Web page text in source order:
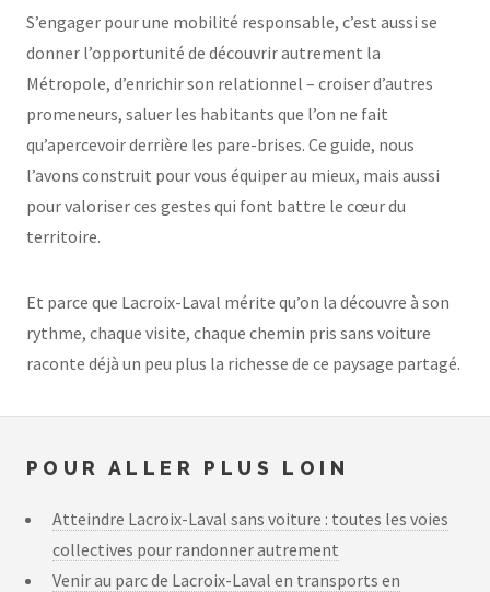
S’engager pour une mobilité responsable, c’est aussi se
donner l’opportunité de découvrir autrement la
Métropole, d’enrichir son relationnel – croiser d’autres
promeneurs, saluer les habitants que l’on ne fait
qu’apercevoir derrière les pare-brises. Ce guide, nous
l’avons construit pour vous équiper au mieux, mais aussi
pour valoriser ces gestes qui font battre le cœur du
territoire.
Et parce que Lacroix-Laval mérite qu’on la découvre à son
rythme, chaque visite, chaque chemin pris sans voiture
raconte déjà un peu plus la richesse de ce paysage partagé.
POUR ALLER PLUS LOIN
Atteindre Lacroix-Laval sans voiture : toutes les voies
collectives pour randonner autrement
Venir au parc de Lacroix-Laval en transports en